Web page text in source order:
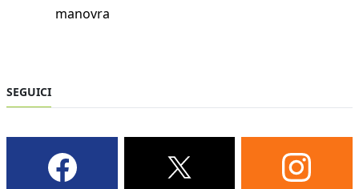
manovra
SEGUICI